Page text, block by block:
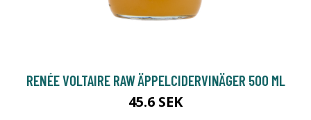
RENÉE VOLTAIRE RAW ÄPPELCIDERVINÄGER 500 ML
45.6 SEK